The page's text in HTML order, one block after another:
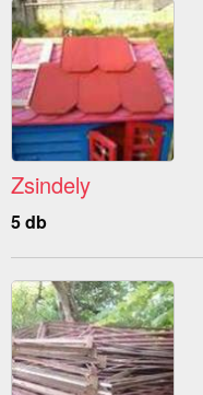
Zsindely
5 db